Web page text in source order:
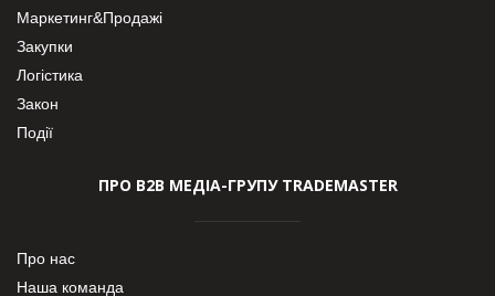
Маркетинг&Продажі
Закупки
Логістика
Закон
Події
ПРО В2В МЕДІА-ГРУПУ TRADEMASTER
Про нас
Наша команда